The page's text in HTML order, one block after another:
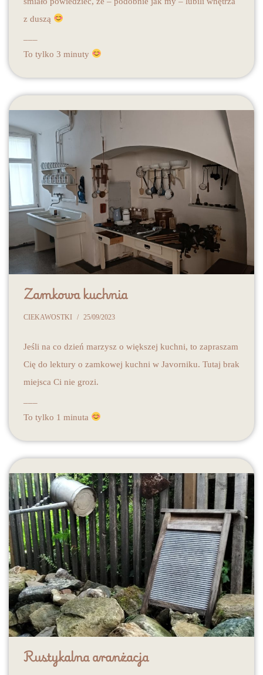
z duszą
To tylko 3 minuty
Zamkowa kuchnia
CIEKAWOSTKI 25/09/2023
Jeśli na co dzień marzysz o większej kuchni, to zapraszam
Cię do lektury o zamkowej kuchni w Javorniku. Tutaj brak
miejsca Ci nie grozi.
To tylko 1 minuta
Rustykalna aranżacja